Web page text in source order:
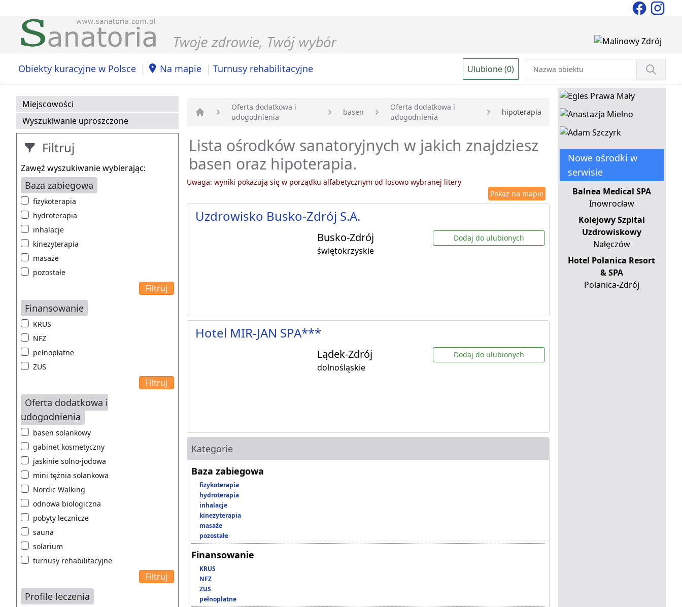
Obiekty kuracyjne w Polsce | Na mapie | Turnusy rehabilitacyjne Ulubione (0)
Miejscowości
Wyszukiwanie uproszczone
Filtruj
Zawęź wyszukiwanie wybierając:
Baza zabiegowa
fizykoterapia
hydroterapia
inhalacje
kinezyterapia
masaże
pozostałe
Finansowanie
KRUS
NFZ
pełnopłatne
ZUS
Oferta dodatkowa i
udogodnienia
basen solankowy
gabinet kosmetyczny
jaskinie solno-jodowa
mini tężnia solankowa
Nordic Walking
odnowa biologiczna
pobyty lecznicze
sauna
solarium
turnusy rehabilitacyjne
Profile leczenia
Strona główna
Oferta dodatkowa i
udogodnienia
basen
Oferta dodatkowa i
udogodnienia
hipoterapia
Lista ośrodków sanatoryjnych w jakich znajdziesz
basen oraz hipoterapia.
Uwaga: wyniki pokazują się w porządku alfabetycznym od losowo wybranej litery
Pokaż na mapie
Uzdrowisko Busko-Zdrój S.A.
Busko-Zdrój
świętokrzyskie
Dodaj do ulubionych
Hotel MIR-JAN SPA***
Lądek-Zdrój
dolnośląskie
Dodaj do ulubionych
Kategorie
Baza zabiegowa
fizykoterapia
hydroterapia
inhalacje
kinezyterapia
masaże
pozostałe
Finansowanie
KRUS
NFZ
ZUS
pełnopłatne
Nowe ośrodki w
serwisie
Balnea Medical SPA
Inowrocław
Kolejowy Szpital
Uzdrowiskowy
Nałęczów
Hotel Polanica Resort
& SPA
Polanica-Zdrój